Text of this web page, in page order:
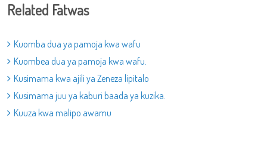
Related Fatwas
Kuomba dua ya pamoja kwa wafu
Kuombea dua ya pamoja kwa wafu.
Kusimama kwa ajili ya Zeneza lipitalo
Kusimama juu ya kaburi baada ya kuzika.
Kuuza kwa malipo awamu